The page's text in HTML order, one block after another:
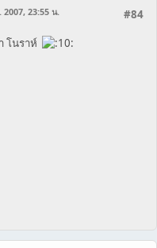
#84
2007, 23:55 น.
โนราห์